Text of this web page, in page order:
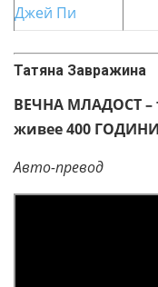
Джей Пи
Татяна Завражина
ВЕЧНА МЛАДОСТ –
живее 400
Авто-превод